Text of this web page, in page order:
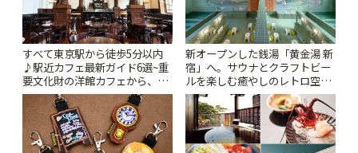
すべて東京駅から徒歩5分以内
♪駅近カフェ最新ガイド6選~重
要文化財の洋館カフェから、改
札すぐのレトロ喫茶まで~ | こと
りっぷ
新オープンした銭湯「黄金湯 新
宿」へ。サウナとクラフトビー
ルを楽しむ癒やしのレトロ空間
| ことりっぷ